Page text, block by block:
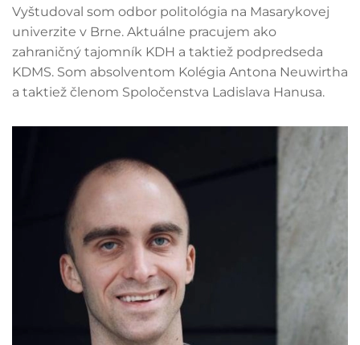
Vyštudoval som odbor politológia na Masarykovej
univerzite v Brne. Aktuálne pracujem ako
zahraničný tajomník KDH a taktiež podpredseda
KDMS. Som absolventom Kolégia Antona Neuwirtha
a taktiež členom Spoločenstva Ladislava Hanusa.